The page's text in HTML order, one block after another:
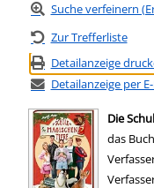
Suche verfeinern
Zur Trefferliste
Detailanzeige
Detailanzeige per
Die
das